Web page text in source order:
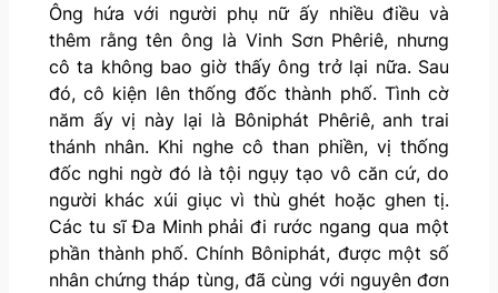
Ông hứa với người phụ nữ ấy nhiều điều và
thêm rằng tên ông là Vinh Sơn Phêriê, nhưng
cô ta không bao giờ thấy ông trở lại nữa. Sau
đó, cô kiện lên thống đốc thành phố. Tình cờ
năm ấy vị này lại là Bôniphát Phêriê, anh trai
thánh nhân. Khi nghe cô than phiền, vị thống
đốc nghi ngờ đó là tội ngụy tạo vô căn cứ, do
người khác xúi giục vì thù ghét hoặc ghen tị.
Các tu sĩ Đa Minh phải đi rước ngang qua một
phần thành phố. Chính Bôniphát, được một số
nhân chứng tháp tùng, đã cùng với nguyên đơn